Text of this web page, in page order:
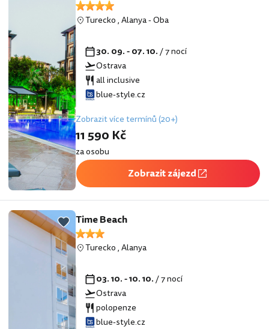
Turecko,Alanya-Oba
30. 09. - 07. 10./ 7 nocí
Ostrava
all inclusive
blue-style.cz
Zobrazit více termínů (20+)
11 590 Kč
za osobu
Zobrazit zájezd
Time Beach
Turecko,Alanya
03. 10. - 10. 10./ 7 nocí
Ostrava
polopenze
blue-style.cz